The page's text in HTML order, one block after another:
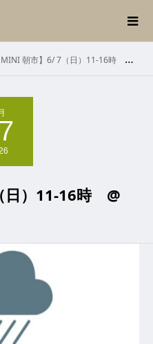
MINI 朝市】6/ 7（日）11-16時 @ ON THE HILL
日）11-16時 @